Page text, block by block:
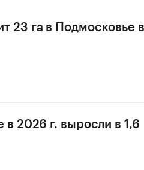
23 га в Подмосковье в
в 2026 г. выросли в 1,6